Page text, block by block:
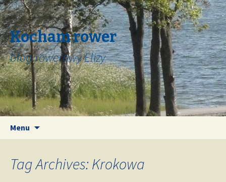
Kocham rower
blog rowerowy Elizy
Menu
Tag Archives: Krokowa